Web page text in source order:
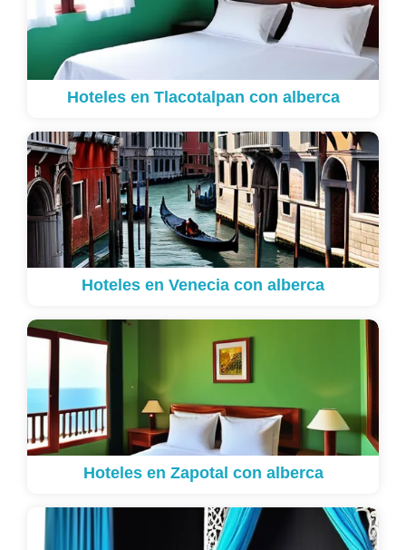
Hoteles en Tlacotalpan con alberca
Hoteles en Venecia con alberca
Hoteles en Zapotal con alberca